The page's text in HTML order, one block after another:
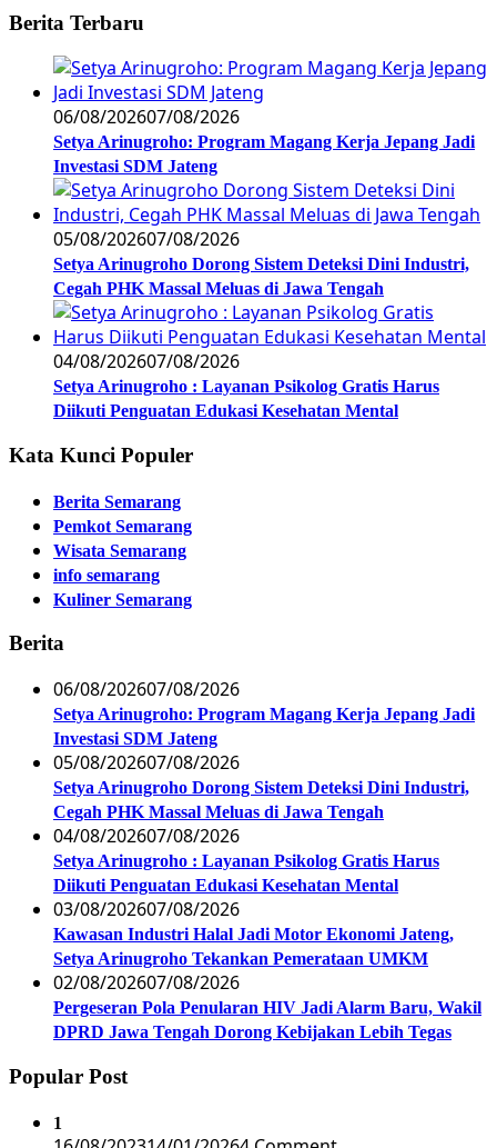
Berita Terbaru
06/08/202607/08/2026
Setya Arinugroho: Program Magang Kerja Jepang Jadi
Investasi SDM Jateng
05/08/202607/08/2026
Setya Arinugroho Dorong Sistem Deteksi Dini Industri,
Cegah PHK Massal Meluas di Jawa Tengah
04/08/202607/08/2026
Setya Arinugroho : Layanan Psikolog Gratis Harus
Diikuti Penguatan Edukasi Kesehatan Mental
Kata Kunci Populer
Berita Semarang
Pemkot Semarang
Wisata Semarang
info semarang
Kuliner Semarang
Berita
06/08/202607/08/2026
Setya Arinugroho: Program Magang Kerja Jepang Jadi
Investasi SDM Jateng
05/08/202607/08/2026
Setya Arinugroho Dorong Sistem Deteksi Dini Industri,
Cegah PHK Massal Meluas di Jawa Tengah
04/08/202607/08/2026
Setya Arinugroho : Layanan Psikolog Gratis Harus
Diikuti Penguatan Edukasi Kesehatan Mental
03/08/202607/08/2026
Kawasan Industri Halal Jadi Motor Ekonomi Jateng,
Setya Arinugroho Tekankan Pemerataan UMKM
02/08/202607/08/2026
Pergeseran Pola Penularan HIV Jadi Alarm Baru, Wakil
DPRD Jawa Tengah Dorong Kebijakan Lebih Tegas
Popular Post
1